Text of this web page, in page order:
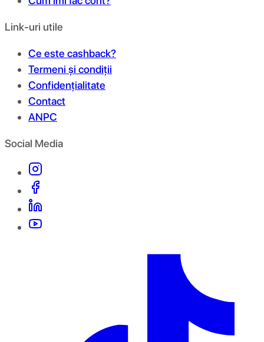
Link-uri utile
Ce este cashback?
Termeni și condiții
Confidențialitate
Contact
ANPC
Social Media